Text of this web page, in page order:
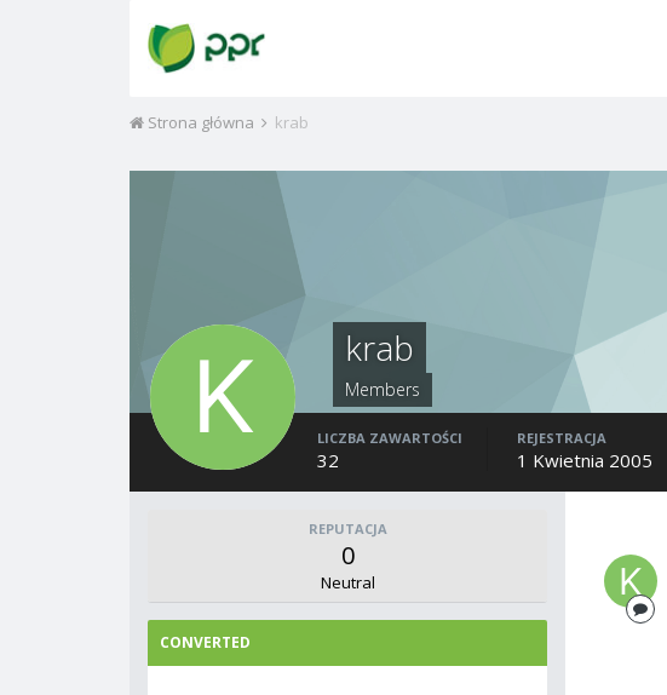
Strona główna krab
krab
Members
LICZBA ZAWARTOŚCI
32
REJESTRACJA
1 Kwietnia 2005
REPUTACJA
0
Neutral
CONVERTED